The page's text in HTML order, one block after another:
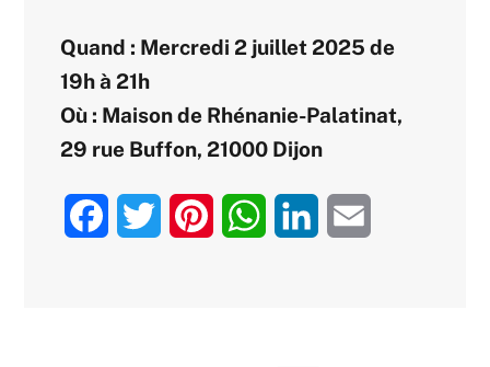
Quand : Mercredi 2 juillet 2025 de
19h à 21h
Où : Maison de Rhénanie-Palatinat,
29 rue Buffon, 21000 Dijon
W